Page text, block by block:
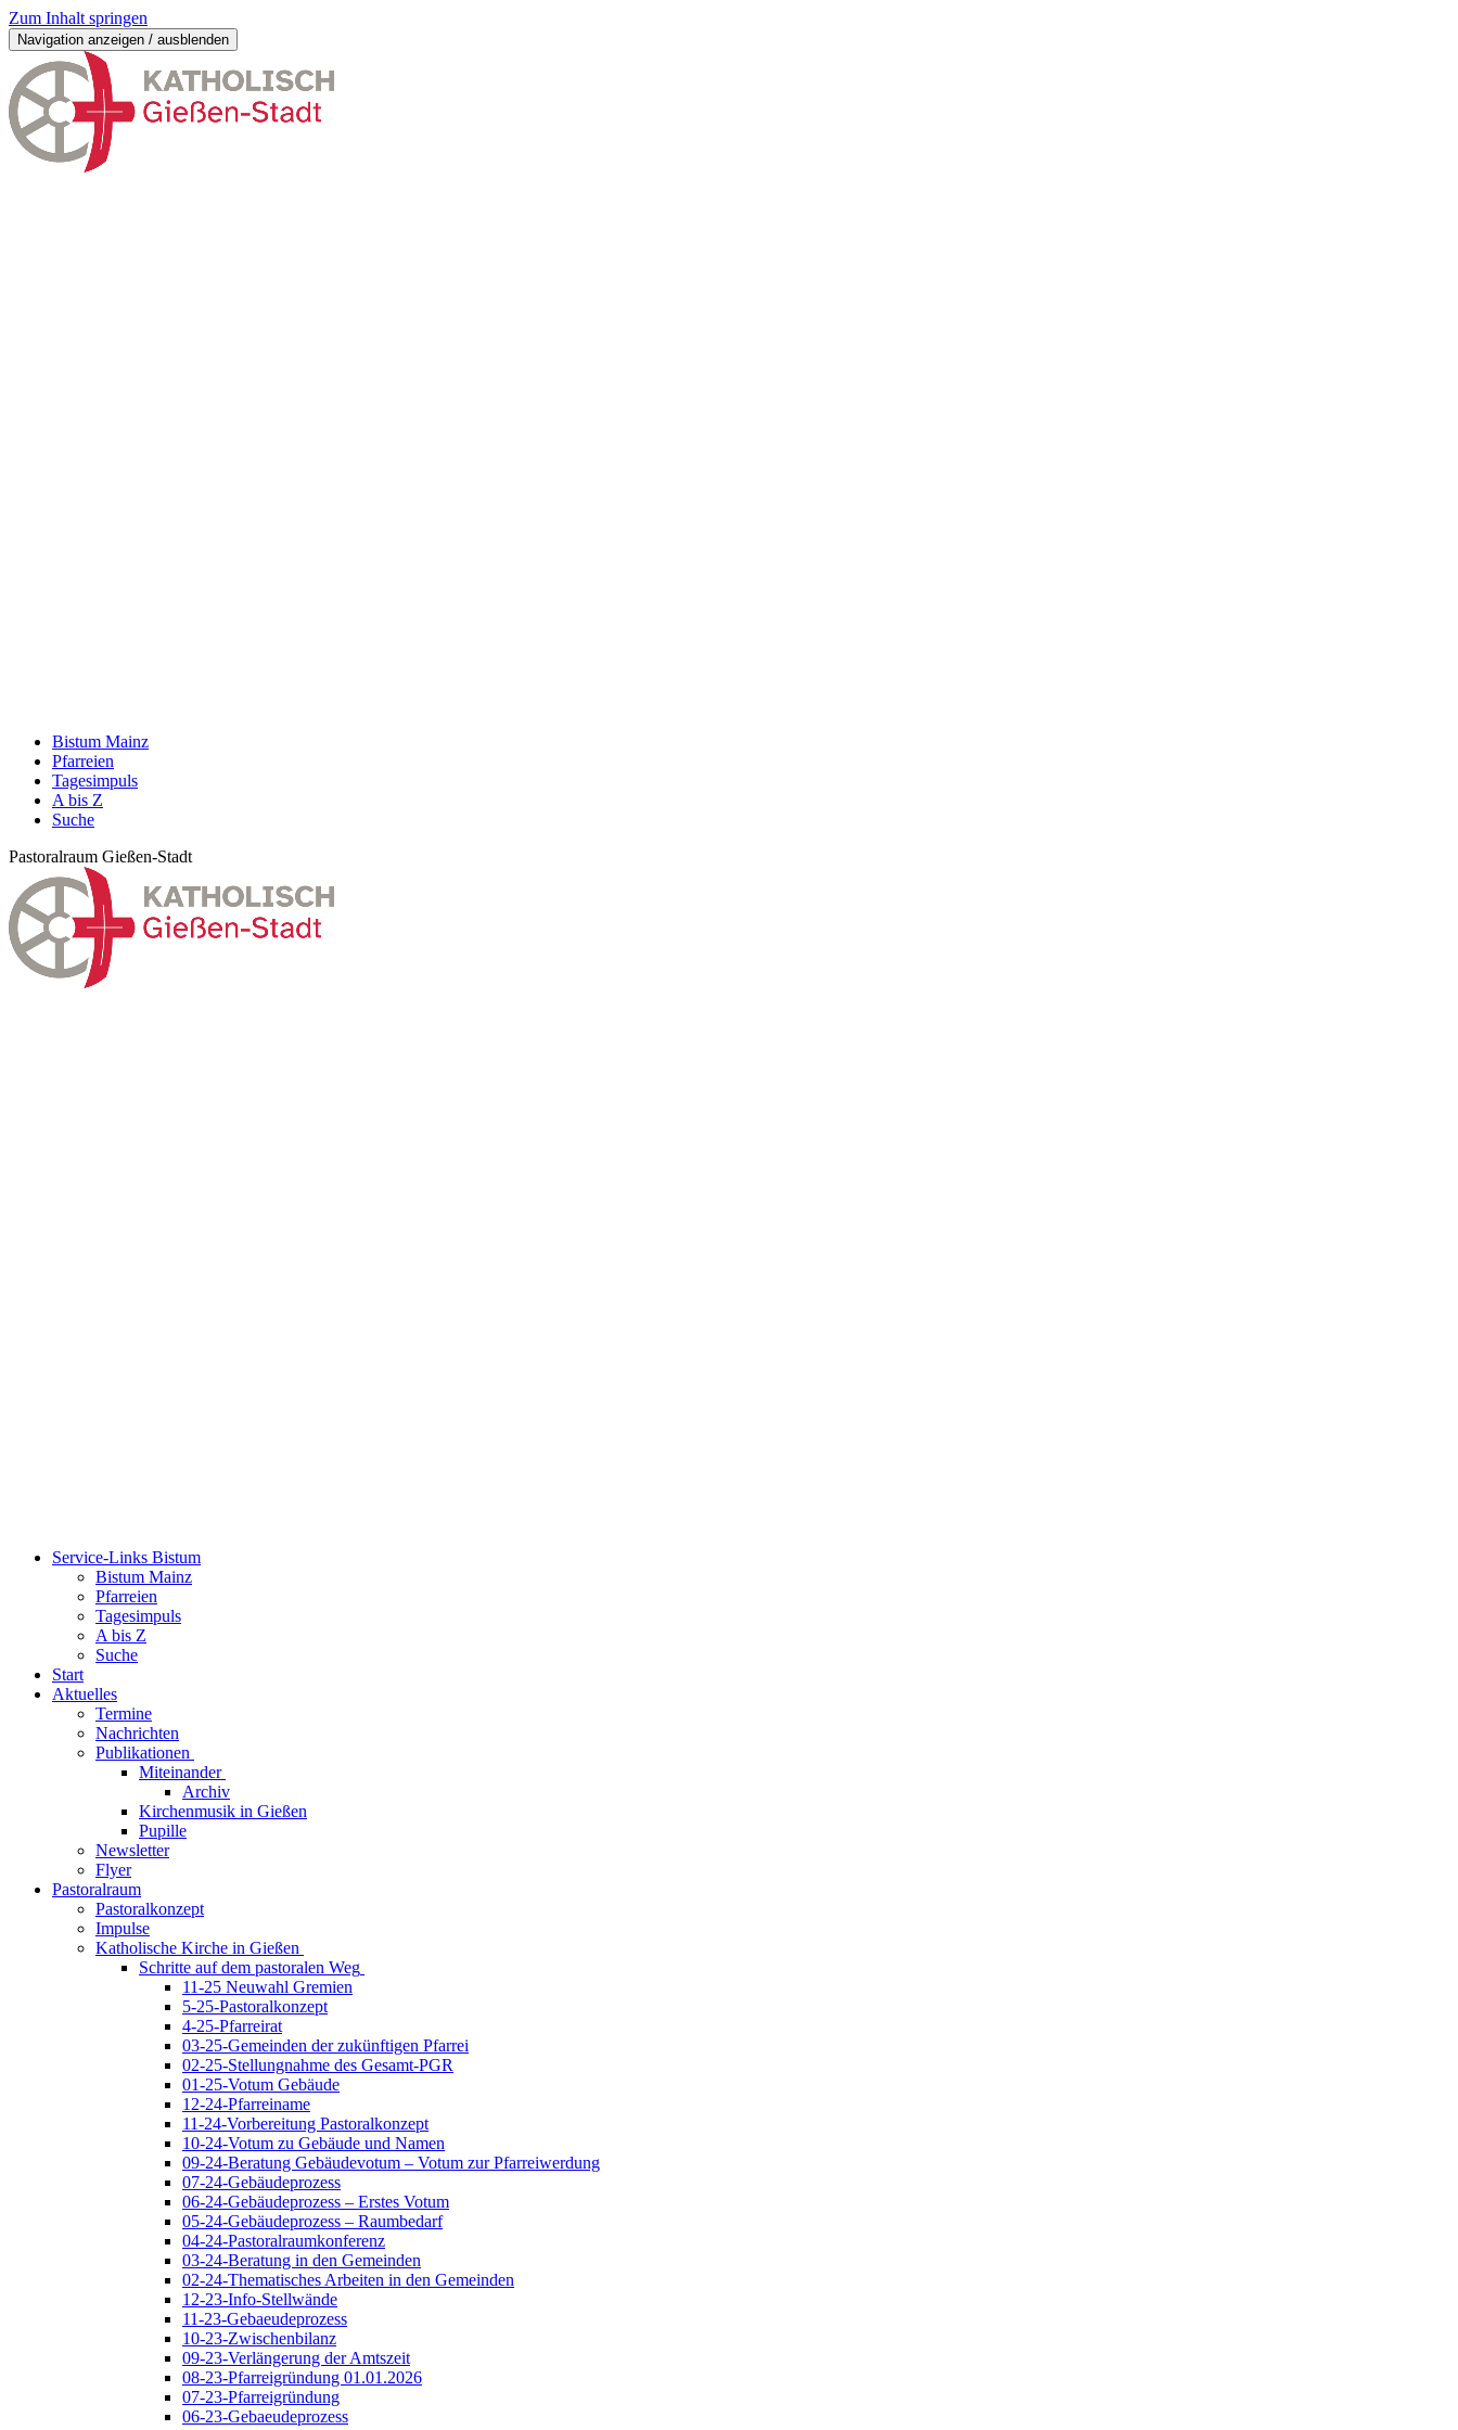
Zum Inhalt springen
Navigation anzeigen / ausblenden
Bistum Mainz
Pfarreien
Tagesimpuls
A bis Z
Suche
Pastoralraum Gießen-Stadt
Service-Links Bistum
Bistum Mainz
Pfarreien
Tagesimpuls
A bis Z
Suche
Start
Aktuelles
Termine
Nachrichten
Publikationen
Miteinander
Archiv
Kirchenmusik in Gießen
Pupille
Newsletter
Flyer
Pastoralraum
Pastoralkonzept
Impulse
Katholische Kirche in Gießen
Schritte auf dem pastoralen Weg
11-25 Neuwahl Gremien
5-25-Pastoralkonzept
4-25-Pfarreirat
03-25-Gemeinden der zukünftigen Pfarrei
02-25-Stellungnahme des Gesamt-PGR
01-25-Votum Gebäude
12-24-Pfarreiname
11-24-Vorbereitung Pastoralkonzept
10-24-Votum zu Gebäude und Namen
09-24-Beratung Gebäudevotum – Votum zur Pfarreiwerdung
07-24-Gebäudeprozess
06-24-Gebäudeprozess – Erstes Votum
05-24-Gebäudeprozess – Raumbedarf
04-24-Pastoralraumkonferenz
03-24-Beratung in den Gemeinden
02-24-Thematisches Arbeiten in den Gemeinden
12-23-Info-Stellwände
11-23-Gebaeudeprozess
10-23-Zwischenbilanz
09-23-Verlängerung der Amtszeit
08-23-Pfarreigründung 01.01.2026
07-23-Pfarreigründung
06-23-Gebaeudeprozess